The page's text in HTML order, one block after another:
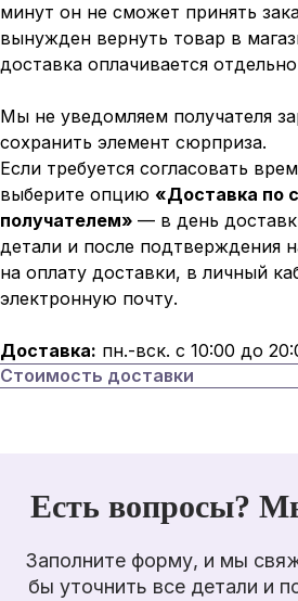
минут он не сможет принять
вынужден вернуть товар в
доставка оплачивается
Мы не уведомляем получателя
сохранить элемент сюрприза.
Если требуется согласовать
выберите опцию «Доставка по
получателем» — в день
детали и после подтверждения
на оплату доставки, в личный
электронную почту.
Доставка: пн.-вск. с 10:00 до
Стоимость доставки
Есть вопросы?
Заполните форму, и мы
бы уточнить все детали и